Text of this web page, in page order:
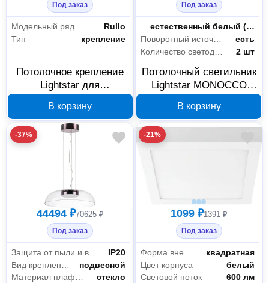
Под заказ
Модельный ряд
Rullo
Тип
крепление
Потолочное крепление
Lightstar для
21443Х/21448X Rullo
590006
В корзину
Под заказ
Цветность
естественный белый (3300-5000 К)
Поворотный источник света
есть
2 шт
Потолочный светильник
Lightstar MONOCCO
В корзину
-37%
44494 ₽70625 ₽
Под заказ
IP20
подвесной
Материал плафона
стекло
-21%
1099 ₽1391 ₽
Под заказ
квадратная
Цвет корпуса
белый
Световой поток
600 лм